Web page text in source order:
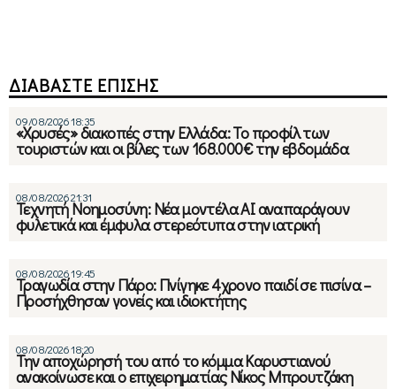
ΔΙΑΒΑΣΤΕ ΕΠΙΣΗΣ
09/08/2026 18:35
«Χρυσές» διακοπές στην Ελλάδα: Το προφίλ των
τουριστών και οι βίλες των 168.000€ την εβδομάδα
08/08/2026 21:31
Τεχνητή Νοημοσύνη: Νέα μοντέλα ΑΙ αναπαράγουν
φυλετικά και έμφυλα στερεότυπα στην ιατρική
08/08/2026 19:45
Τραγωδία στην Πάρο: Πνίγηκε 4χρονο παιδί σε πισίνα –
Προσήχθησαν γονείς και ιδιοκτήτης
08/08/2026 18:20
Την αποχώρησή του από το κόμμα Καρυστιανού
ανακοίνωσε και ο επιχειρηματίας Νίκος Μπρουτζάκη